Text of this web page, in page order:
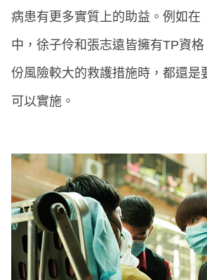
病患有更多實質上的助益。例如在
中，徐子伶和張志遠皆擁有TP資
份風險較大的救護措施時，都還是
可以實施。